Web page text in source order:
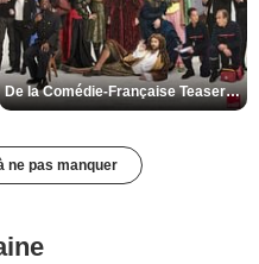
De la Comédie-Française Teaser VF
ne pas manquer